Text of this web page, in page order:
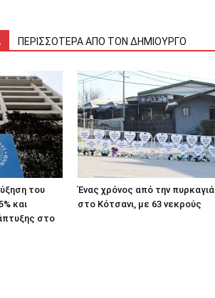
ΠΕΡΙΣΣΟΤΕΡΑ ΑΠΟ ΤΟΝ ΔΗΜΙΟΥΡΓΟ
του
και
στο
Ένας χρόνος από την πυρκαγιά
στο Κότσανι, με 63 νεκρούς